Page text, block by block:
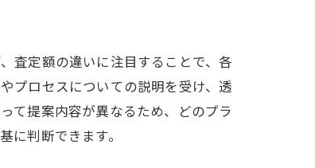
査定額の違いに注目することで、各
プロセスについての説明を受け、透
て提案内容が異なるため、どのプラ
に判断できます。